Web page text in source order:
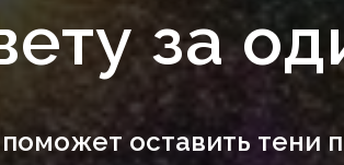
за
оставить тени